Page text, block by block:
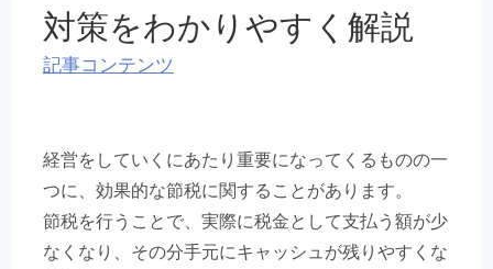
対策をわかりやすく解説
記事コンテンツ
経営をしていくにあたり重要になってくるものの一
つに、効果的な節税に関することがあります。
節税を行うことで、実際に税金として支払う額が少
なくなり、その分手元にキャッシュが残りやすくな